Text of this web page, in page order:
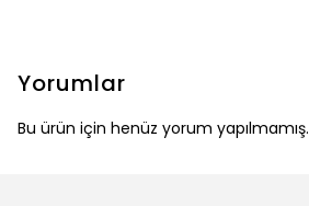
Yorumlar
Bu ürün için henüz yorum yapılmamış.